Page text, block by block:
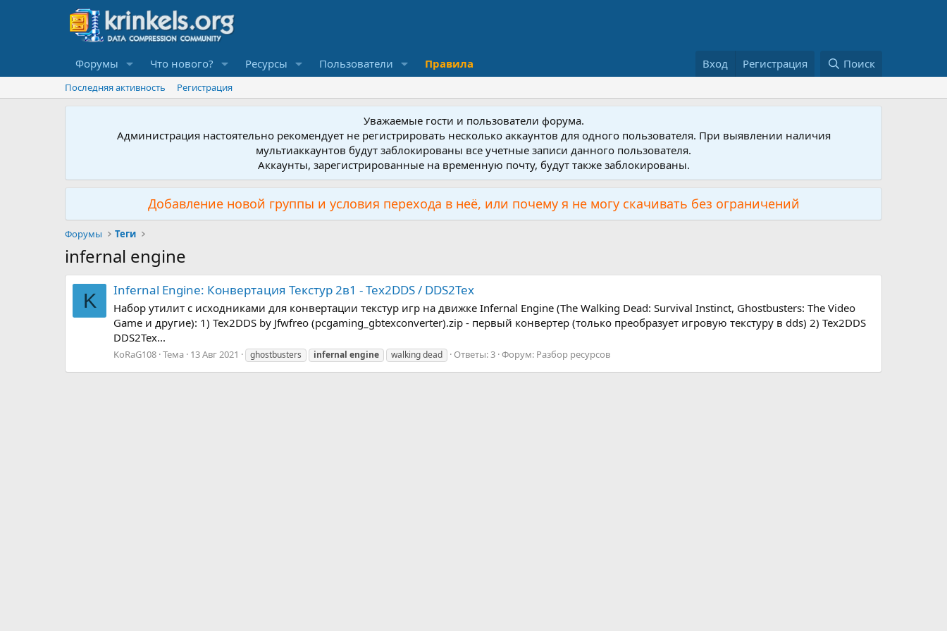
Форумы Что нового? Ресурсы Пользователи Правила Вход Регистрация Поиск
Последняя активность Регистрация
Уважаемые гости и пользователи форума.
Администрация настоятельно рекомендует не регистрировать несколько аккаунтов для одного пользователя. При выявлении наличия
мультиаккаунтов будут заблокированы все учетные записи данного пользователя.
Аккаунты, зарегистрированные на временную почту, будут также заблокированы.
Добавление новой группы и условия перехода в неё, или почему я не могу скачивать без ограничений
Форумы Теги
infernal engine
K Infernal Engine: Конвертация Текстур 2в1 - Tex2DDS / DDS2Tex
Набор утилит с исходниками для конвертации текстур игр на движке Infernal Engine (The Walking Dead: Survival Instinct, Ghostbusters: The Video
Game и другие): 1) Tex2DDS by Jfwfreo (pcgaming_gbtexconverter).zip - первый конвертер (только преобразует игровую текстуру в dds) 2) Tex2DDS
DDS2Tex...
KoRaG108 Тема 13 Авг 2021 ghostbusters infernal engine walking dead Ответы: 3 Форум: Разбор ресурсов